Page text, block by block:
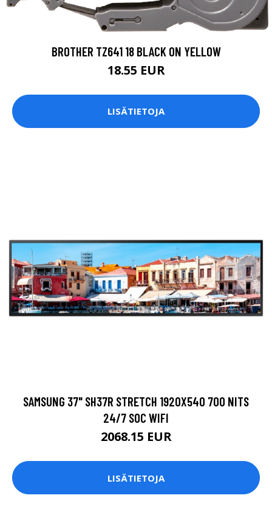
BROTHER TZ641 18 BLACK ON YELLOW
18.55 EUR
LISÄTIETOJA
SAMSUNG 37" SH37R STRETCH 1920X540 700 NITS
24/7 SOC WIFI
2068.15 EUR
LISÄTIETOJA